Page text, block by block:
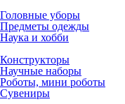
Головные уборы
Предметы одежды
Наука и хобби
Конструкторы
Научные наборы
Роботы, мини роботы
Сувениры